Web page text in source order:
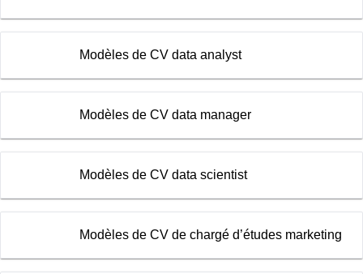
Modèles de CV data analyst
Modèles de CV data manager
Modèles de CV data scientist
Modèles de CV de chargé d’études marketing